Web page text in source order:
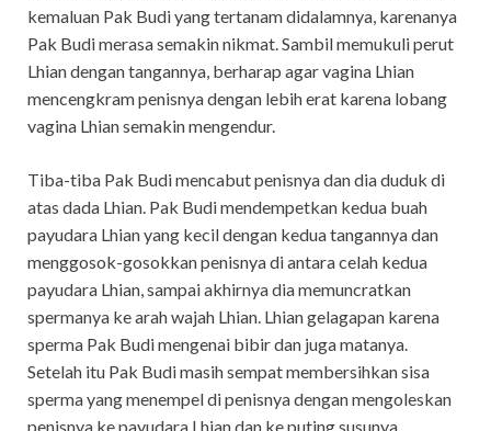
kemaluan Pak Budi yang tertanam didalamnya, karenanya
Pak Budi merasa semakin nikmat. Sambil memukuli perut
Lhian dengan tangannya, berharap agar vagina Lhian
mencengkram penisnya dengan lebih erat karena lobang
vagina Lhian semakin mengendur.
Tiba-tiba Pak Budi mencabut penisnya dan dia duduk di
atas dada Lhian. Pak Budi mendempetkan kedua buah
payudara Lhian yang kecil dengan kedua tangannya dan
menggosok-gosokkan penisnya di antara celah kedua
payudara Lhian, sampai akhirnya dia memuncratkan
spermanya ke arah wajah Lhian. Lhian gelagapan karena
sperma Pak Budi mengenai bibir dan juga matanya.
Setelah itu Pak Budi masih sempat membersihkan sisa
sperma yang menempel di penisnya dengan mengoleskan
penisnya ke payudara Lhian dan ke puting susunya.